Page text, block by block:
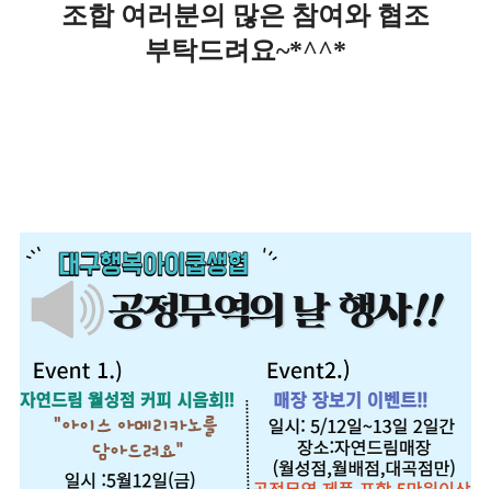
조합 여러분의 많은 참여와 협조
부탁드려요~*^^*